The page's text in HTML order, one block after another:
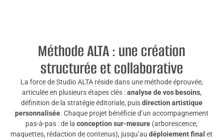
Méthode ALTA : une création
structurée et collaborative
La force de Studio ALTA réside dans une méthode éprouvée,
articulée en plusieurs étapes clés :analyse de vos besoins,
définition de la stratégie éditoriale, puisdirection artistique
personnalisée. Chaque projet bénéficie d’un accompagnement
pas-à-pas : de la conception sur-mesure (arborescence,
maquettes, rédaction de contenus), jusqu’au déploiement final et